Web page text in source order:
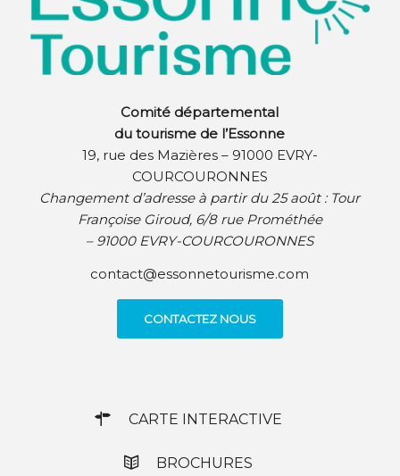
Comité départemental
du tourisme de l’Essonne
19, rue des Mazières – 91000 EVRY-
COURCOURONNES
Changement d’adresse à partir du 25 août : Tour
Françoise Giroud, 6/8 rue Prométhée
– 91000 EVRY-COURCOURONNES
contact@essonnetourisme.com
CONTACTEZ NOUS
CARTE INTERACTIVE
BROCHURES